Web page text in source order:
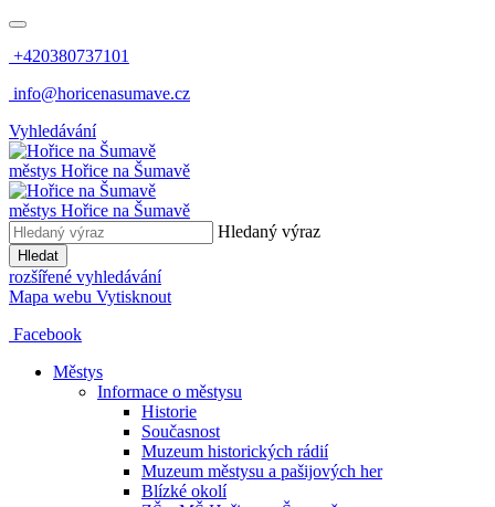
+420380737101
info@horicenasumave.cz
Vyhledávání
městys Hořice na Šumavě
městys Hořice na Šumavě
Hledaný výraz
Hledat
rozšířené vyhledávání
Mapa webu Vytisknout
Facebook
Městys
Informace o městysu
Historie
Současnost
Muzeum historických rádií
Muzeum městysu a pašijových her
Blízké okolí